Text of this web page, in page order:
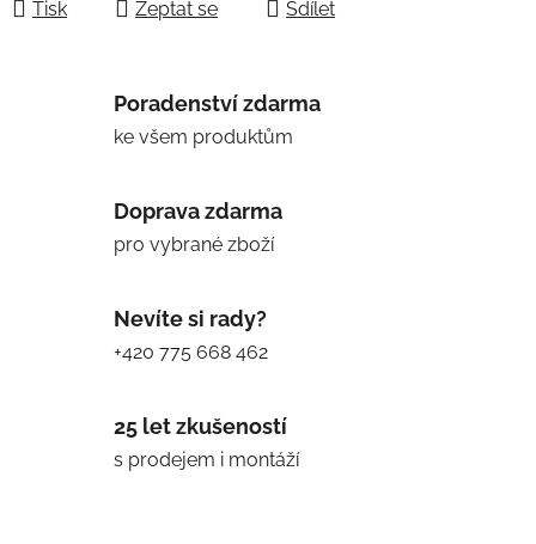
Tisk Zeptat se Sdílet
Poradenství zdarma
ke všem produktům
Doprava zdarma
pro vybrané zboží
Nevíte si rady?
+420 775 668 462
25 let zkušeností
s prodejem i montáží